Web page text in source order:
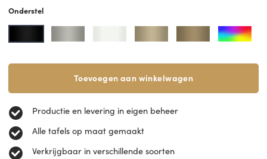
Onderstel
Toevoegen aan winkelwagen
Productie en levering in eigen beheer
Alle tafels op maat gemaakt
Verkrijgbaar in verschillende soorten